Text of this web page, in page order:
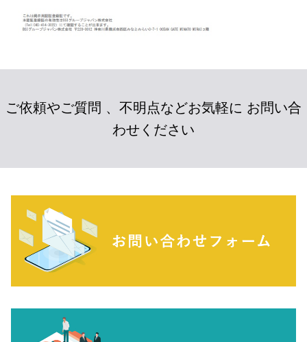
ご依頼やご質問 、不明点などお気軽に お問い合
わせください